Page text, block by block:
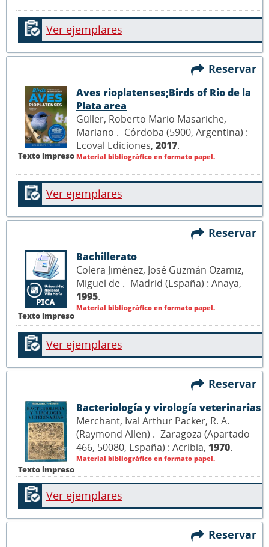
Ver ejemplares
Reservar
Texto impreso
Aves rioplatenses;Birds of Rio de la
Plata area
Güller, Roberto Mario Masariche,
Mariano .- Córdoba (5900, Argentina) :
Ecoval Ediciones, 2017.
Material bibliográfico en formato papel.
Ver ejemplares
Reservar
Texto impreso
Bachillerato
Colera Jiménez, José Guzmán Ozamiz,
Miguel de .- Madrid (España) : Anaya,
1995.
Material bibliográfico en formato papel.
Ver ejemplares
Reservar
Texto impreso
Bacteriología y virología veterinarias
Merchant, Ival Arthur Packer, R. A.
(Raymond Allen) .- Zaragoza (Apartado
466, 50080, España) : Acribia, 1970.
Material bibliográfico en formato papel.
Ver ejemplares
Reservar